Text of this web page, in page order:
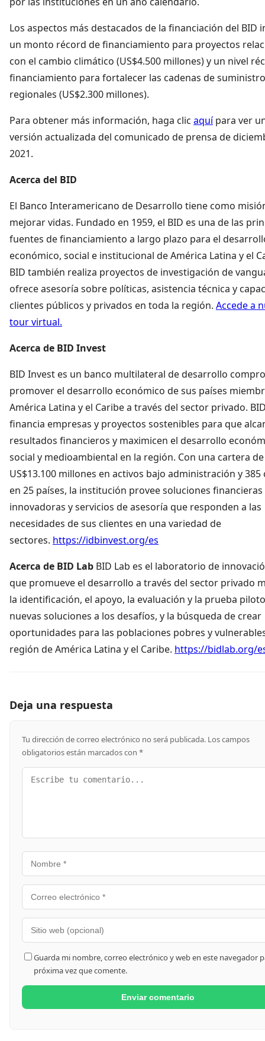
Los aspectos más destacados de la financiación del BID
un monto récord de financiamiento para proyectos
con el cambio climático (US$4.500 millones) y un nivel
financiamiento para fortalecer las cadenas de suministro
regionales (US$2.300 millones).
Para obtener más información, haga clic aquípara ver
versión actualizada del comunicado de prensa de
2021.
Acerca del BID
El Banco Interamericano de Desarrollo tiene como
mejorar vidas. Fundado en 1959, el BID es una de las
fuentes de financiamiento a largo plazo para el
económico, social e institucional de América Latina y el
BID también realiza proyectos de investigación de
ofrece asesoría sobre políticas, asistencia técnica y
clientes públicos y privados en toda la región. Accede a
tour virtual.
Acerca de BID Invest
BID Invest es un banco multilateral de desarrollo
promover el desarrollo económico de sus países
América Latina y el Caribe a través del sector privado.
financia empresas y proyectos sostenibles para que
resultados financieros y maximicen el desarrollo
social y medioambiental en la región. Con una cartera de
US$13.100 millones en activos bajo administración y 385
en 25 países, la institución provee soluciones financieras
innovadoras y servicios de asesoría que responden a las
necesidades de sus clientes en una variedad de
sectores. https://idbinvest.org/es
Acerca de BID Lab BID Lab es el laboratorio de
que promueve el desarrollo a través del sector privado
la identificación, el apoyo, la evaluación y la prueba
nuevas soluciones a los desafíos, y la búsqueda de crear
oportunidades para las poblaciones pobres y
región de América Latina y el Caribe. https://bidlab.org/
Deja una respuesta
Tu dirección de correo electrónico no será publicada. Los campos
obligatorios están marcados con *
Guarda mi nombre, correo electrónico y web en este navegador
próxima vez que comente.